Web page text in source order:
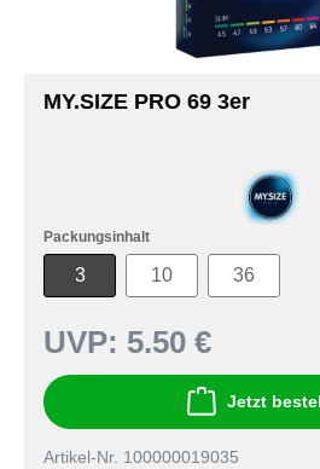
MY.SIZE PRO 69 3er
Packungsinhalt
3 10 36
UVP: 5.50 €
Jetzt
Artikel-Nr. 100000019035